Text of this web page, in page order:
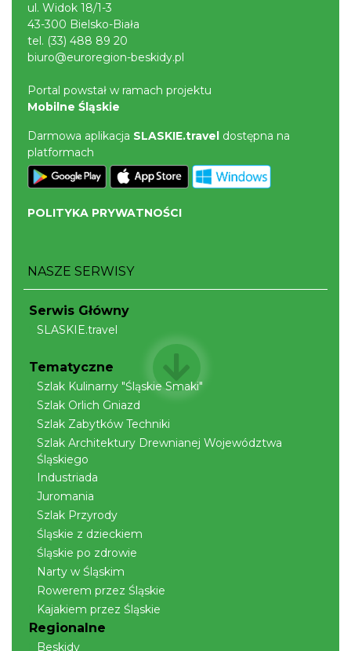
ul. Widok 18/1-3
43-300 Bielsko-Biała
tel. (33) 488 89 20
biuro@euroregion-beskidy.pl
Portal powstał w ramach projektu
Mobilne Śląskie
Darmowa aplikacja SLASKIE.travel dostępna na
platformach
POLITYKA PRYWATNOŚCI
NASZE SERWISY
Serwis Główny
SLASKIE.travel
Tematyczne
Szlak Kulinarny "Śląskie Smaki"
Szlak Orlich Gniazd
Szlak Zabytków Techniki
Szlak Architektury Drewnianej Województwa
Śląskiego
Industriada
Juromania
Szlak Przyrody
Śląskie z dzieckiem
Śląskie po zdrowie
Narty w Śląskim
Rowerem przez Śląskie
Kajakiem przez Śląskie
Regionalne
Beskidy